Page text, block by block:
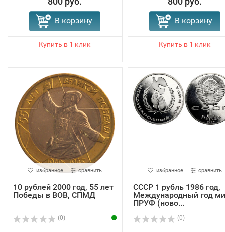
В корзину В корзину
избранное сравнить
10 рублей 2000 год, 55 лет
Победы в ВОВ, СПМД
(0)
избранное сравнить
СССР 1 рубль 1986 год,
Международный год
ПРУФ (ново...
(0)